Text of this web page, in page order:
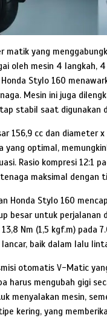
matik yang
oleh mesin 4 langkah,
Stylo 160
Mesin ini juga
stabil saat digunakan
156,9 cc dan diameter
yang optimal,
Rasio kompresi 12:1
maksimal dengan
Honda Stylo 160
besar untuk perjalanan
Nm (1,5 kgf.m) pada
baik dalam lalu
otomatis V-Matic
harus mengubah gigi
menyalakan mesin,
kering, yang